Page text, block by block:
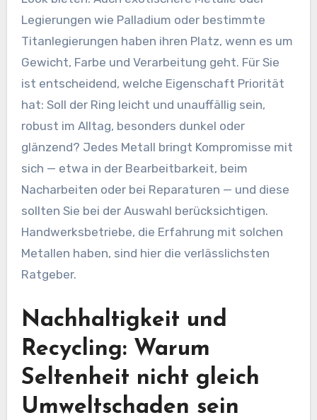
Legierungen wie Palladium oder bestimmte
Titanlegierungen haben ihren Platz, wenn es um
Gewicht, Farbe und Verarbeitung geht. Für Sie
ist entscheidend, welche Eigenschaft Priorität
hat: Soll der Ring leicht und unauffällig sein,
robust im Alltag, besonders dunkel oder
glänzend? Jedes Metall bringt Kompromisse mit
sich — etwa in der Bearbeitbarkeit, beim
Nacharbeiten oder bei Reparaturen — und diese
sollten Sie bei der Auswahl berücksichtigen.
Handwerksbetriebe, die Erfahrung mit solchen
Metallen haben, sind hier die verlässlichsten
Ratgeber.
Nachhaltigkeit und
Recycling: Warum
Seltenheit nicht gleich
Umweltschaden sein